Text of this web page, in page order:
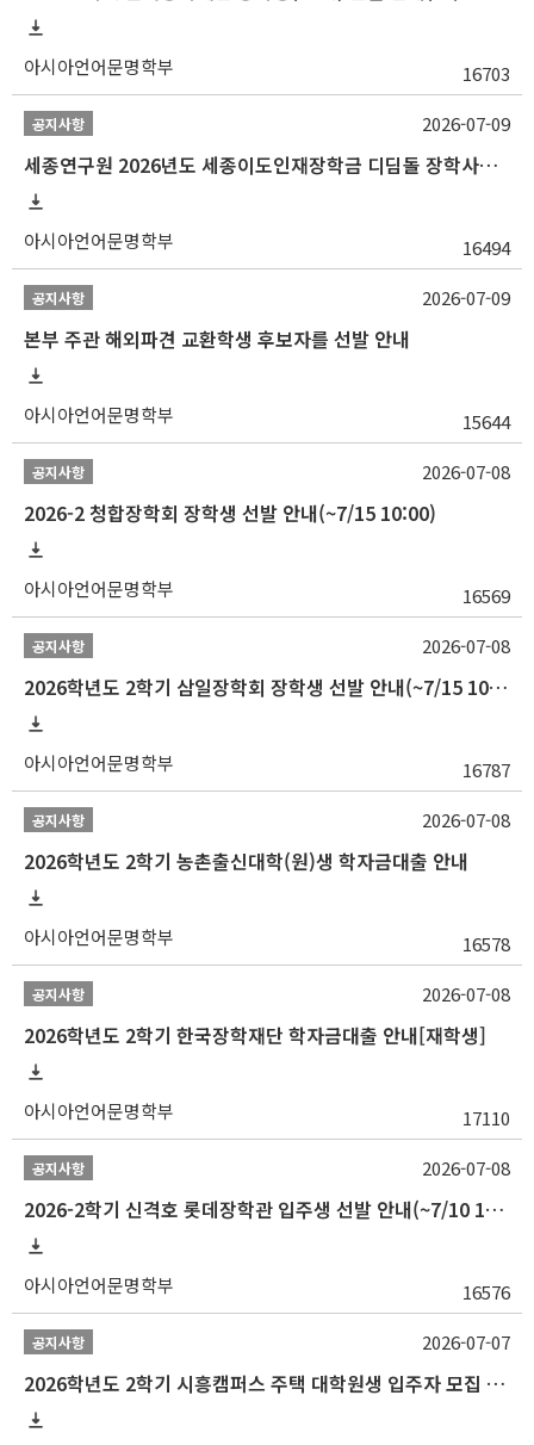
아시아언어문명학부 16703
공지사항
세종연구원 2026년도 세종이도인재장학금 디딤돌 장학사업 학자금대출 관련분야(원금상환, 이자지원) 신청 사업 안내
아시아언어문명학부 16494
2026-07-09
공지사항
본부 주관 해외파견 교환학생 후보자를 선발 안내
아시아언어문명학부 15644
2026-07-09
공지사항
2026-2 청합장학회 장학생 선발 안내(~7/15 10:00)
아시아언어문명학부 16569
2026-07-08
공지사항
2026학년도 2학기 삼일장학회 장학생 선발 안내(~7/15 10:00)
아시아언어문명학부 16787
2026-07-08
공지사항
2026학년도 2학기 농촌출신대학(원)생 학자금대출 안내
아시아언어문명학부 16578
2026-07-08
공지사항
2026학년도 2학기 한국장학재단 학자금대출 안내[재학생]
아시아언어문명학부 17110
2026-07-08
공지사항
2026-2학기 신격호 롯데장학관 입주생 선발 안내(~7/10 10:00)
아시아언어문명학부 16576
2026-07-08
공지사항
2026학년도 2학기 시흥캠퍼스 주택 대학원생 입주자 모집 안내
2026-07-07